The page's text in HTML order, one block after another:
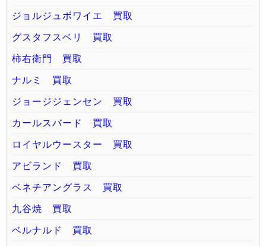
ジョルジュボワイエ 買取
グスタフスベリ 買取
柿右衛門 買取
ナルミ 買取
ジョージジェンセン 買取
カールスバード 買取
ロイヤルウースター 買取
アビランド 買取
ベネチアングラス 買取
九谷焼 買取
ベルナルド 買取